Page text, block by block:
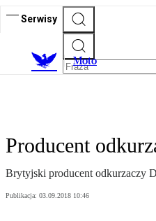
Serwisy
Moto
Producent
Brytyjski producent odkurzaczy
Publikacja: 03.09.2018 10:46